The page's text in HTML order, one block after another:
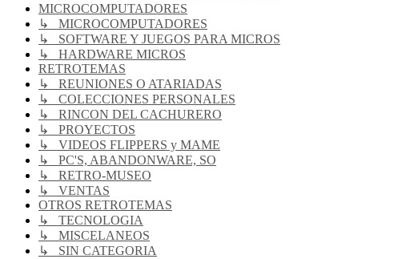
MICROCOMPUTADORES
↳ MICROCOMPUTADORES
↳ SOFTWARE Y JUEGOS PARA MICROS
↳ HARDWARE MICROS
RETROTEMAS
↳ REUNIONES O ATARIADAS
↳ COLECCIONES PERSONALES
↳ RINCON DEL CACHURERO
↳ PROYECTOS
↳ VIDEOS FLIPPERS y MAME
↳ PC'S, ABANDONWARE, SO
↳ RETRO-MUSEO
↳ VENTAS
OTROS RETROTEMAS
↳ TECNOLOGIA
↳ MISCELANEOS
↳ SIN CATEGORIA